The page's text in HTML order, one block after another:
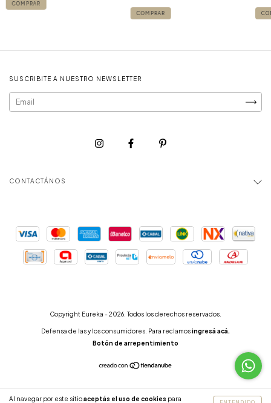
Al navegar por este sitioaceptás el uso de cookies para
COMPRAR
COMPRAR
SUSCRIBITE A NUESTRO NEWSLETTER
CONTACTÁNOS
Copyright Eureka - 2026. Todos los derechos reservados.
Defensa de las y los consumidores. Para reclamosingresá acá.
Botón de arrepentimiento